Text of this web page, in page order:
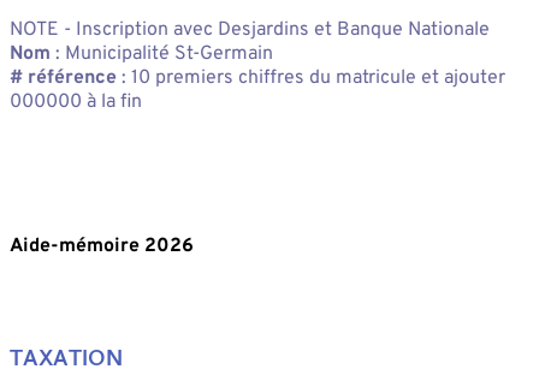
NOTE - Inscription avec Desjardins et Banque Nationale
Nom : Municipalité St-Germain
# référence : 10 premiers chiffres du matricule et ajouter
000000 à la fin
Aide-mémoire 2026
TAXATION